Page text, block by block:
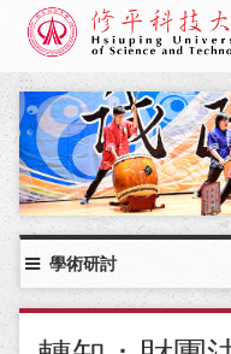
內
容
區
塊
:::
學術研討